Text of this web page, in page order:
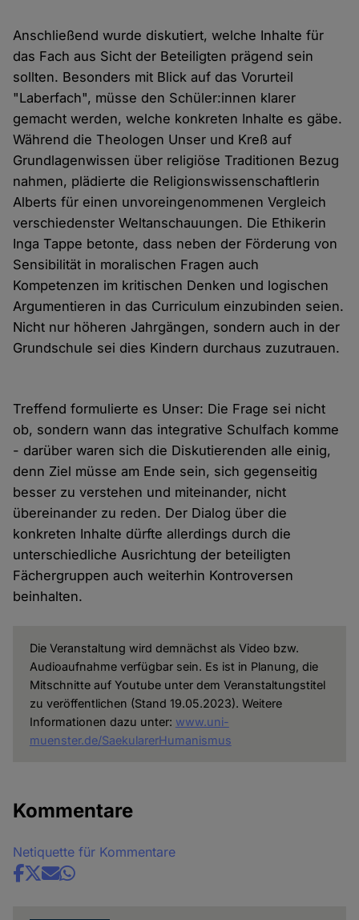
Anschließend wurde diskutiert, welche Inhalte für
das Fach aus Sicht der Beteiligten prägend sein
sollten. Besonders mit Blick auf das Vorurteil
"Laberfach", müsse den Schüler:innen klarer
gemacht werden, welche konkreten Inhalte es gäbe.
Während die Theologen Unser und Kreß auf
Grundlagenwissen über religiöse Traditionen Bezug
nahmen, plädierte die Religionswissenschaftlerin
Alberts für einen unvoreingenommenen Vergleich
verschiedenster Weltanschauungen. Die Ethikerin
Inga Tappe betonte, dass neben der Förderung von
Sensibilität in moralischen Fragen auch
Kompetenzen im kritischen Denken und logischen
Argumentieren in das Curriculum einzubinden seien.
Nicht nur höheren Jahrgängen, sondern auch in der
Grundschule sei dies Kindern durchaus zuzutrauen.
Treffend formulierte es Unser: Die Frage sei nicht
ob, sondern wann das integrative Schulfach komme
- darüber waren sich die Diskutierenden alle einig,
denn Ziel müsse am Ende sein, sich gegenseitig
besser zu verstehen und miteinander, nicht
übereinander zu reden. Der Dialog über die
konkreten Inhalte dürfte allerdings durch die
unterschiedliche Ausrichtung der beteiligten
Fächergruppen auch weiterhin Kontroversen
beinhalten.
Die Veranstaltung wird demnächst als Video bzw.
Audioaufnahme verfügbar sein. Es ist in Planung, die
Mitschnitte auf Youtube unter dem Veranstaltungstitel
zu veröffentlichen (Stand 19.05.2023). Weitere
Informationen dazu unter: www.uni-
muenster.de/SaekularerHumanismus
Kommentare
Netiquette für Kommentare
Share